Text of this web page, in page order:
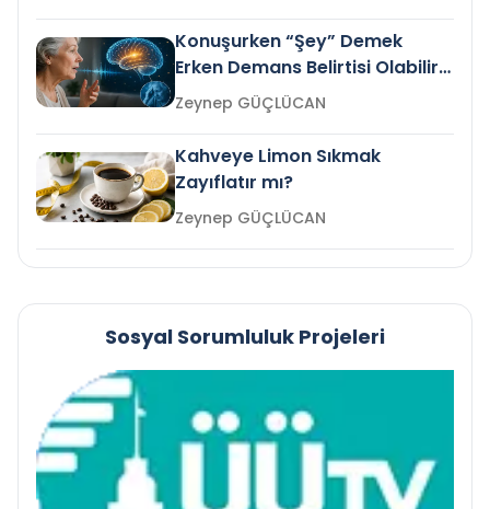
Konuşurken “Şey” Demek
Erken Demans Belirtisi Olabilir
mi?
Zeynep GÜÇLÜCAN
Kahveye Limon Sıkmak
Zayıflatır mı?
Zeynep GÜÇLÜCAN
Sosyal Sorumluluk Projeleri